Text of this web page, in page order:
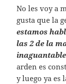
No les voy a
gusta que la
estamos
las 2 de la
inaguantable
arden es
y luego ya es